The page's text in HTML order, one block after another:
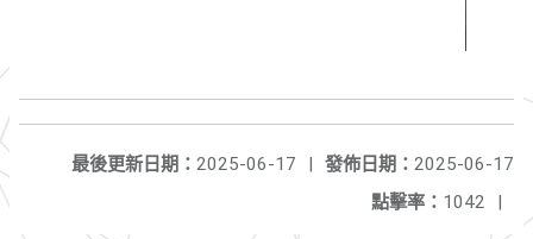
發佈日期： 2025-06-17
最後更新日期： 2025-06-17
|
點擊率： 1042 |